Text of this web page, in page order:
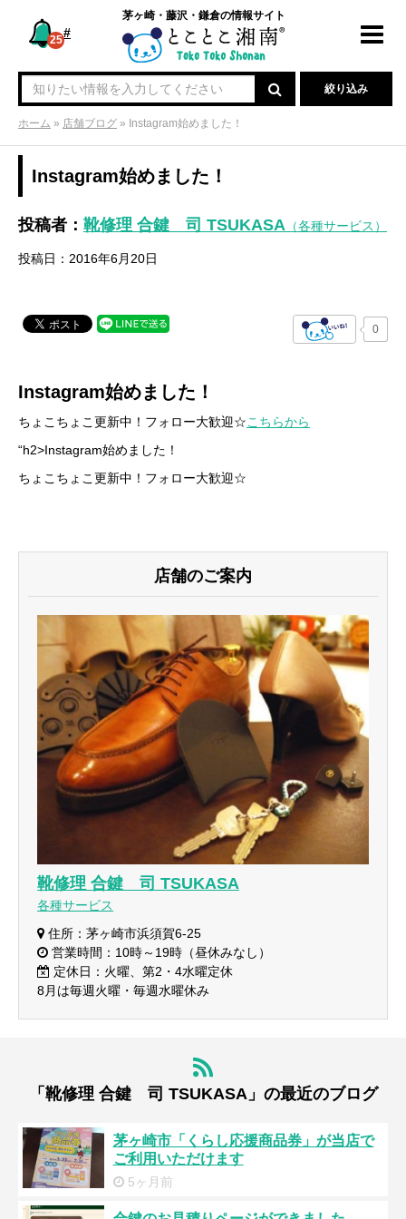
#
25
茅ヶ崎・藤沢・鎌倉の情報サイト
絞り込み
ホーム » 店舗ブログ » Instagram始めました！
Instagram始めました！
投稿者： 靴修理 合鍵 司 TSUKASA （各種サービス）
投稿日：2016年6月20日
0
Instagram始めました！
ちょこちょこ更新中！フォロー大歓迎☆こちらから
“h2>Instagram始めました！
ちょこちょこ更新中！フォロー大歓迎☆
店舗のご案内
靴修理 合鍵 司 TSUKASA
各種サービス
住所：茅ヶ崎市浜須賀6-25
営業時間：10時～19時（昼休みなし）
定休日：火曜、第2・4水曜定休
8月は毎週火曜・毎週水曜休み
「靴修理 合鍵 司 TSUKASA」の最近のブログ
茅ヶ崎市「くらし応援商品券」が当店で
ご利用いただけます
5ヶ月前